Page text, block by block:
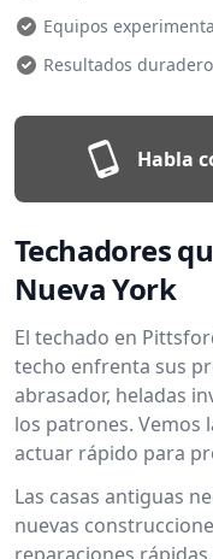
Equipos
Resultados
Habla
Techadores
Nueva York
El techado en
techo enfrenta sus
abrasador, heladas
los patrones. Vemos
actuar rápido para
Las casas antiguas
nuevas